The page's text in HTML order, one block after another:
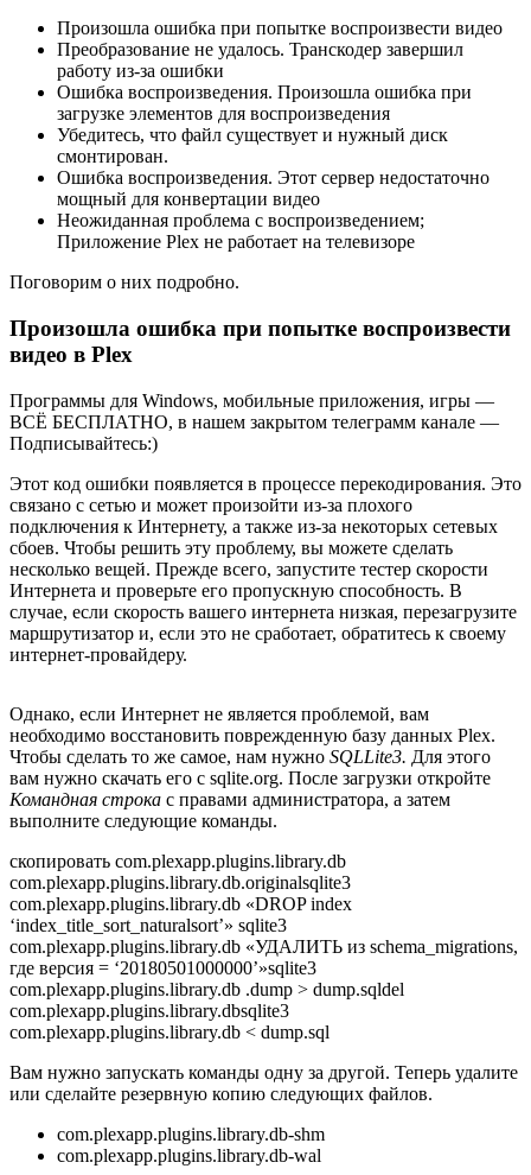
Произошла ошибка при попытке воспроизвести видео
Преобразование не удалось. Транскодер завершил
работу из-за ошибки
Ошибка воспроизведения. Произошла ошибка при
загрузке элементов для воспроизведения
Убедитесь, что файл существует и нужный диск
смонтирован.
Ошибка воспроизведения. Этот сервер недостаточно
мощный для конвертации видео
Неожиданная проблема с воспроизведением;
Приложение Plex не работает на телевизоре
Поговорим о них подробно.
Произошла ошибка при попытке воспроизвести
видео в Plex
Программы для Windows, мобильные приложения, игры —
ВСЁ БЕСПЛАТНО, в нашем закрытом телеграмм канале —
Подписывайтесь:)
Этот код ошибки появляется в процессе перекодирования. Это
связано с сетью и может произойти из-за плохого
подключения к Интернету, а также из-за некоторых сетевых
сбоев. Чтобы решить эту проблему, вы можете сделать
несколько вещей. Прежде всего, запустите тестер скорости
Интернета и проверьте его пропускную способность. В
случае, если скорость вашего интернета низкая, перезагрузите
маршрутизатор и, если это не сработает, обратитесь к своему
интернет-провайдеру.
Однако, если Интернет не является проблемой, вам
необходимо восстановить поврежденную базу данных Plex.
Чтобы сделать то же самое, нам нужно SQLLite3. Для этого
вам нужно скачать его с sqlite.org. После загрузки откройте
Командная строка с правами администратора, а затем
выполните следующие команды.
скопировать com.plexapp.plugins.library.db
com.plexapp.plugins.library.db.originalsqlite3
com.plexapp.plugins.library.db «DROP index
‘index_title_sort_naturalsort’» sqlite3
com.plexapp.plugins.library.db «УДАЛИТЬ из schema_migrations,
где версия = ‘20180501000000’»sqlite3
com.plexapp.plugins.library.db .dump > dump.sqldel
com.plexapp.plugins.library.dbsqlite3
com.plexapp.plugins.library.db < dump.sql
Вам нужно запускать команды одну за другой. Теперь удалите
или сделайте резервную копию следующих файлов.
com.plexapp.plugins.library.db-shm
com.plexapp.plugins.library.db-wal